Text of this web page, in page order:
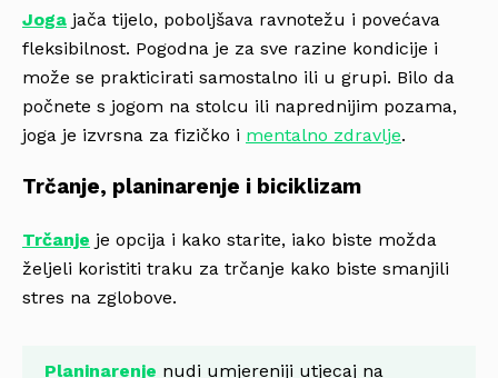
Joga jača tijelo, poboljšava ravnotežu i povećava
fleksibilnost. Pogodna je za sve razine kondicije i
može se prakticirati samostalno ili u grupi. Bilo da
počnete s jogom na stolcu ili naprednijim pozama,
joga je izvrsna za fizičko i mentalno zdravlje.
Trčanje, planinarenje i biciklizam
Trčanje je opcija i kako starite, iako biste možda
željeli koristiti traku za trčanje kako biste smanjili
stres na zglobove.
Planinarenje nudi umjereniji utjecaj na